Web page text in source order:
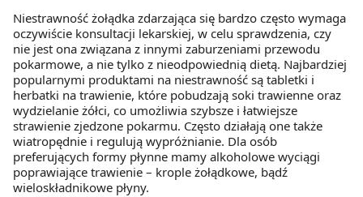
Niestrawność żołądka zdarzająca się bardzo często wymaga
oczywiście konsultacji lekarskiej, w celu sprawdzenia, czy
nie jest ona związana z innymi zaburzeniami przewodu
pokarmowe, a nie tylko z nieodpowiednią dietą. Najbardziej
popularnymi produktami na niestrawność są tabletki i
herbatki na trawienie, które pobudzają soki trawienne oraz
wydzielanie żółci, co umożliwia szybsze i łatwiejsze
strawienie zjedzone pokarmu. Często działają one także
wiatropędnie i regulują wypróżnianie. Dla osób
preferujących formy płynne mamy alkoholowe wyciągi
poprawiające trawienie – krople żołądkowe, bądź
wieloskładnikowe płyny.